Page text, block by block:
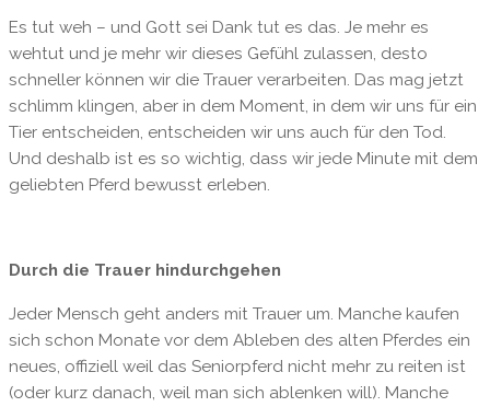
Es tut weh – und Gott sei Dank tut es das. Je mehr es
wehtut und je mehr wir dieses Gefühl zulassen, desto
schneller können wir die Trauer verarbeiten. Das mag jetzt
schlimm klingen, aber in dem Moment, in dem wir uns für ein
Tier entscheiden, entscheiden wir uns auch für den Tod.
Und deshalb ist es so wichtig, dass wir jede Minute mit dem
geliebten Pferd bewusst erleben.
Durch die Trauer hindurchgehen
Jeder Mensch geht anders mit Trauer um. Manche kaufen
sich schon Monate vor dem Ableben des alten Pferdes ein
neues, offiziell weil das Seniorpferd nicht mehr zu reiten ist
(oder kurz danach, weil man sich ablenken will). Manche